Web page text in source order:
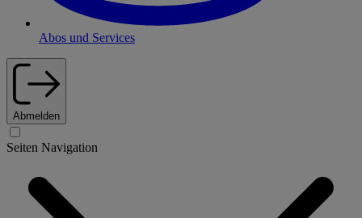
Abos und Services
Abmelden
Seiten Navigation